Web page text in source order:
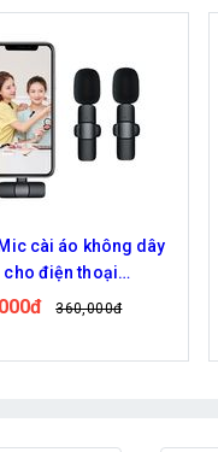
Mic thu âm không dây cho
Điện thoại Android cổng
Type-C
120,000đ 250,000đ